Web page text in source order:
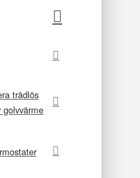
trådlös
golvvärme